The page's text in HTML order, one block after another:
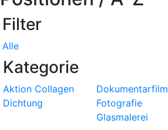
Filter
Alle
Kategorie
Aktion Collagen
Dichtung
Dokumentarfilm
Fotografie
Glasmalerei